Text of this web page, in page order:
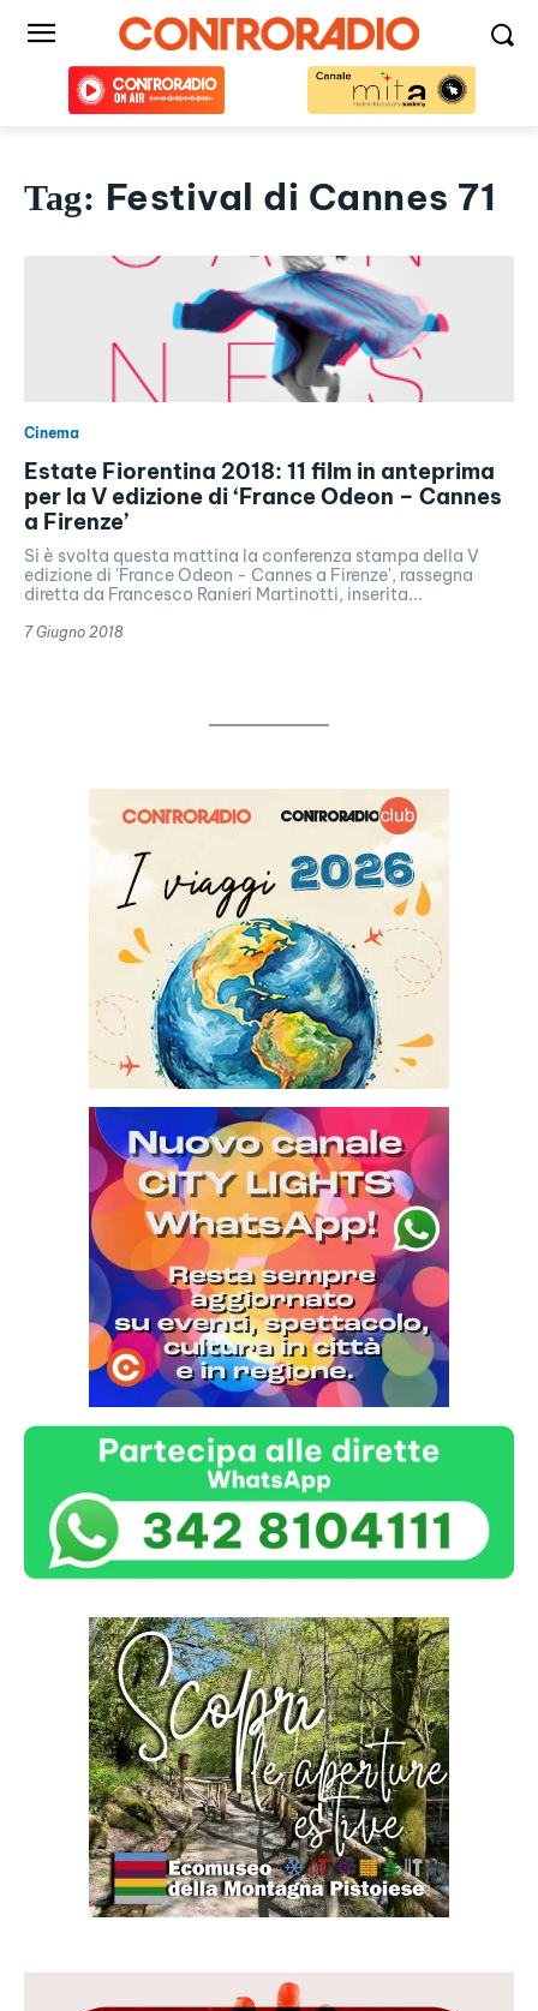
Tag: Festival di Cannes 71
Cinema
Estate Fiorentina 2018: 11 film in anteprima
per la V edizione di ‘France Odeon – Cannes
a Firenze’
Si è svolta questa mattina la conferenza stampa della V
edizione di 'France Odeon - Cannes a Firenze', rassegna
diretta da Francesco Ranieri Martinotti, inserita...
7 Giugno 2018